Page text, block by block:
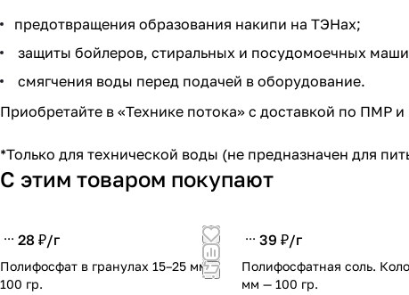
предотвращения образования накипи на ТЭНах;
защиты бойлеров, стиральных и посудомоечных
смягчения воды перед подачей в оборудование.
Приобретайте в «Технике потока» с доставкой по ПМР
*Только для технической воды (не предназначен для
С этим товаром покупают
28 ₽/г
Полифосфат в гранулах 15–25 мм —
100 гр.
39 ₽/г
Полифосфатная соль.
мм — 100 гр.